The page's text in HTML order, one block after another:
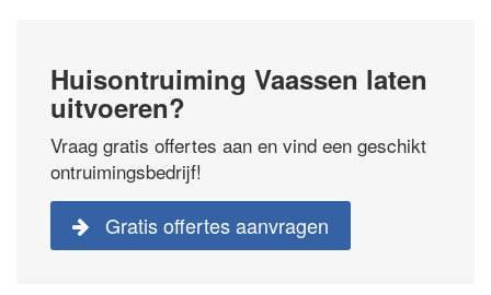
Huisontruiming Vaassen laten
uitvoeren?
Vraag gratis offertes aan en vind een geschikt
ontruimingsbedrijf!
Gratis offertes aanvragen